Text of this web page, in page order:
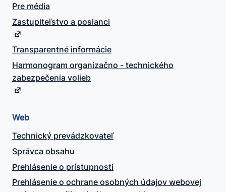
Pre média
Zastupiteľstvo a poslanci
Transparentné informácie
Harmonogram organizačno - technického
zabezpečenia volieb
Web
Technický prevádzkovateľ
Správca obsahu
Prehlásenie o prístupnosti
Prehlásenie o ochrane osobných údajov webovej